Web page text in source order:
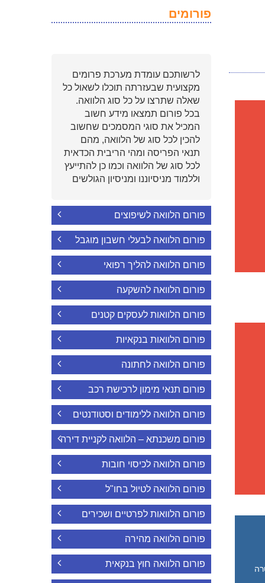
פורומים
לרשותכם עומדת מערכת פרומים
מקצועית שבעזרתה תוכלו לשאול כל
שאלה שתרצו על כל סוג הלוואה.
בכל פורום תמצאו מידע חשוב
המכיל את סוגי המסמכים שחשוב
להכין לכל סוג של הלוואה, מהם
תנאי הפריסה ומהי הריבית הכדאית
לכל סוג של הלוואה וכמו כן להתייעץ
וללמוד מניסיוננו ומניסיון הגולשים
פורום הלוואה לשיפוצים
פורום הלוואה לבעלי חשבון מוגבל
פורום הלוואה להליך רפואי
פורום הלוואה להשקעה
פורום הלוואות לעסקים קטנים
פורום הלוואות בנקאיות
פורום הלוואה לחתונה
פורום תנאי מימון לרכישת רכב
פורום הלוואה ללימודים וסטודנטים
פורום משכנתא – הלוואה לקניית דירה
פורום הלוואה לכיסוי חובות
פורום הלוואה לטיול בחו"ל
פורום הלוואות לפרטיים ושכירים
פורום הלוואה מהירה
פורום הלוואה חוץ בנקאית